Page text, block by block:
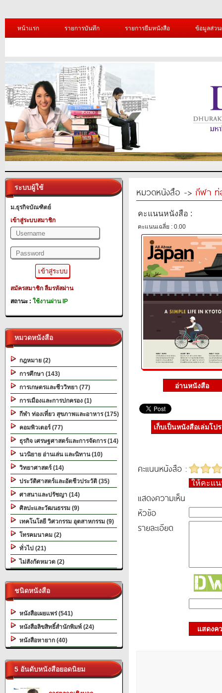
หน้าแรก รายการบันทึก รายการยืมหนังสือ ข้อมูลส่ว
ระบบผู้ใช้
ม.ธุรกิจบัณฑิตย์
เข้าสู่ระบบสมาชิก
สมัครสมาชิก ลืมรหัสผ่าน
สถานะ : ใช้งานผ่าน IP
หมวดหนังสือ
กฎหมาย (2)
การศึกษา (143)
การเกษตรและชีววิทยา (77)
การเมืองและการปกครอง (1)
กีฬา ท่องเที่ยว สุขภาพและอาหาร (175)
คอมพิวเตอร์ (77)
ธุรกิจ เศรษฐศาสตร์และการจัดการ (14)
นวนิยาย อ่านเล่น และนิทาน (10)
วิทยาศาสตร์ (14)
ประวัติศาสตร์และอัตชีวประวัติ (35)
ศาสนาและปรัชญา (14)
ศิลปะและวัฒนธรรม (9)
เทคโนโลยี วิศวกรรม อุตสาหกรรม (9)
โทรคมนาคม (2)
ทั่วไป (21)
ไม่สังกัดหมวด (2)
ชนิดหนังสือ
หนังสือเผยแพร่ (541)
หนังสือลิขสิทธิ์สำนักพิมพ์ (24)
หนังสือหายาก (40)
5 อันดับหนังสือยอดนิยม
หมวดหนังสือ -> กีฬา ท่
คะแนนหนังสือ :
คะแนนเฉลี่ย : 0.00
เก็บเป็นหนังสือเล่มโป
คะแนนหนังสือ :
ให้คะแ
แสดงความเห็น
หัวข้อ
รายละเอียด
แสดงค